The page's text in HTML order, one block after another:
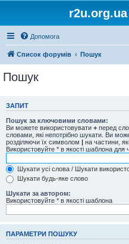
Допомога
Список форумів Пошук
Пошук
ЗАПИТ
Пошук за ключовими словами:
Ви можете використовувати + перед
словами, які непотрібно шукати. Ви
розділяючи їх символом | на частини,
Використовуйте * в якості шаблона для
Шукати усі слова / Шукати
Шукати будь-яке слово
Шукати за автором:
Використовуйте * в якості шаблона
ПАРАМЕТРИ ПОШУКУ